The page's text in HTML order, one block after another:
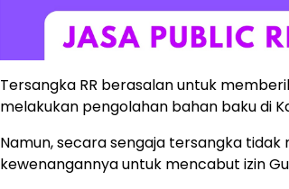
Tersangka RR berasalan untuk
melakukan pengolahan bahan baku di
Namun, secara sengaja tersangka tidak
kewenangannya untuk mencabut izin